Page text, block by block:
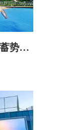
第21届海峡西岸汽车博览会蓄势启航 “多展联动”模式，共拓汽车生活新生态